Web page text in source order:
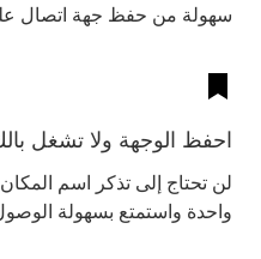
سهولة من حفظ جهة اتصال
احفظ الوجهة ولا تشغل
لن تحتاج إلى تذكر اسم
واحدة واستمتع بسهولة